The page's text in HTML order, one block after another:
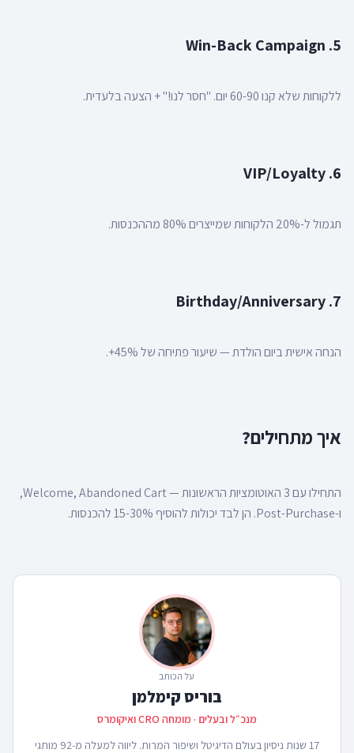
5. Win-Back Campaign
ללקוחות שלא קנו 60-90 יום. "חסר לנו!" + הצעה בלעדית.
6. VIP/Loyalty
תגמול ל-20% הלקוחות שמייצרים 80% מההכנסות.
7. Birthday/Anniversary
הנחה אישית ביום הולדת — שיעור פתיחה של 45%+.
איך מתחילים?
התחילו עם 3 האוטומציות הראשונות — Welcome, Abandoned Cart,
ו-Post-Purchase. הן לבד יכולות להוסיף 15-30% להכנסות.
על הכותב
בוריס קימלמן
מנכ״ל ובעלים · מומחה CRO ואיקומרס
17 שנות ניסיון בעולם הדיגיטל ושיפור המרות. ליווה למעלה מ-92 מותגי